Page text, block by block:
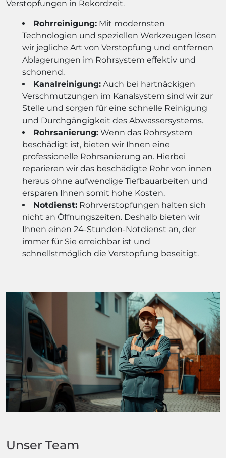
Verstopfungen in Rekordzeit.
Rohrreinigung: Mit modernsten
Technologien und speziellen Werkzeugen lösen
wir jegliche Art von Verstopfung und entfernen
Ablagerungen im Rohrsystem effektiv und
schonend.
Kanalreinigung: Auch bei hartnäckigen
Verschmutzungen im Kanalsystem sind wir zur
Stelle und sorgen für eine schnelle Reinigung
und Durchgängigkeit des Abwassersystems.
Rohrsanierung: Wenn das Rohrsystem
beschädigt ist, bieten wir Ihnen eine
professionelle Rohrsanierung an. Hierbei
reparieren wir das beschädigte Rohr von innen
heraus ohne aufwendige Tiefbauarbeiten und
ersparen Ihnen somit hohe Kosten.
Notdienst: Rohrverstopfungen halten sich
nicht an Öffnungszeiten. Deshalb bieten wir
Ihnen einen 24-Stunden-Notdienst an, der
immer für Sie erreichbar ist und
schnellstmöglich die Verstopfung beseitigt.
Unser Team